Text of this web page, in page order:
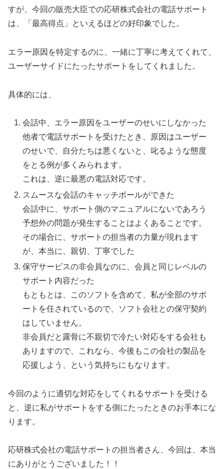
すが、今回の販売大臣での応研株式会社の電話サポート
は、「最高得点」といえるほどの好印象でした。
エラー原因を特定するのに、一緒に丁寧に考えてくれて、
ユーザーサイドにたったサポートをしてくれました。
具体的には、
会話中、エラー原因をユーザーのせいにしなかった
他者で電話サポートを受けたとき、原因はユーザー
のせいで、自分たちは悪くないと、叱るような態度
をとる例が多くみられます。
これは、逆に最悪の電話対応です。
スムースな会話のキャッチボールができた
会話中に、サポート側のマニュアルにないであろう
予想外の問題が発生することはよくあることです。
その場合に、サポートの担当者の力量が現れます
が、本当に、親切、丁寧でした
保守サービスの非会員なのに、会員と同じレベルの
サポート内容だった
もともとは、このソフトを含めて、私が全部のサポ
ートを任されているので、ソフト会社との保守契約
はしていません。
非会員だと露骨に不親切で冷たい対応をする会社も
ありますので、これなら、今後もこの会社の製品を
応援しよう、という気持ちにもなります。
今回のように適切な対応をしてくれるサポートを受ける
と、逆に私がサポートをする側にたったときのお手本にな
ります。
応研株式会社の電話サポートの担当者さん、今回は、本当
にありがとうございました！！